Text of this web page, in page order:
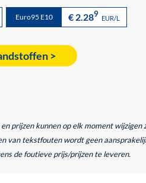
Euro95 E10 € 2.289 EUR/L
>
prijzen kunnen op elk moment wijzigen
van tekstfouten wordt geen
de foutieve prijs/prijzen te leveren.